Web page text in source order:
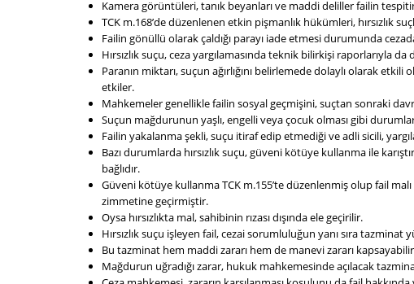
Kamera görüntüleri, tanık beyanları ve maddi deliller failin
TCK m.168’de düzenlenen etkin pişmanlık hükümleri, hırsızlık
Failin gönüllü olarak çaldığı parayı iade etmesi durumunda
Hırsızlık suçu, ceza yargılamasında teknik bilirkişi raporlarıyla
Paranın miktarı, suçun ağırlığını belirlemede dolaylı olarak
etkiler.
Mahkemeler genellikle failin sosyal geçmişini, suçtan sonraki
Suçun mağdurunun yaşlı, engelli veya çocuk olması gibi durumlar
Failin yakalanma şekli, suçu itiraf edip etmediği ve adli sicili,
Bazı durumlarda hırsızlık suçu, güveni kötüye kullanma ile
bağlıdır.
Güveni kötüye kullanma TCK m.155’te düzenlenmiş olup fail
zimmetine geçirmiştir.
Oysa hırsızlıkta mal, sahibinin rızası dışında ele geçirilir.
Hırsızlık suçu işleyen fail, cezai sorumluluğun yanı sıra tazminat
Bu tazminat hem maddi zararı hem de manevi zararı
Mağdurun uğradığı zarar, hukuk mahkemesinde açılacak